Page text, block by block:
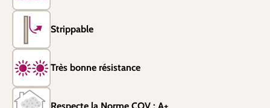
Strippable
Très bonne résistance